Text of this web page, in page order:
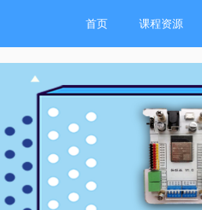
首页 课程资源